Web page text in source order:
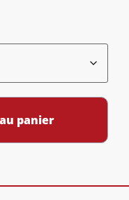
panier